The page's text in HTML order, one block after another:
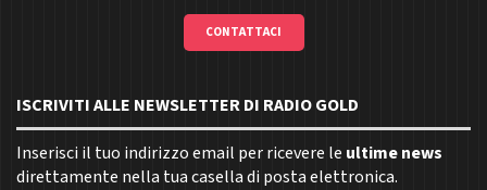
CONTATTACI
ISCRIVITI ALLE NEWSLETTER DI RADIO GOLD
Inserisci il tuo indirizzo email per ricevere le ultime news
direttamente nella tua casella di posta elettronica.